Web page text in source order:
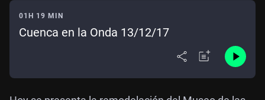
01H 19 MIN
Cuenca en la Onda 13/12/17